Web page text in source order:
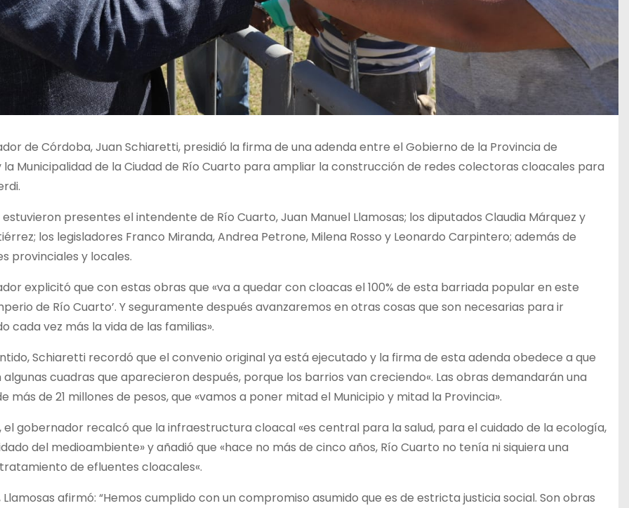
de Córdoba, Juan Schiaretti, presidió la firma de una adenda entre el Gobierno de la Provincia de
la Municipalidad de la Ciudad de Río Cuarto para ampliar la construcción de redes colectoras cloacales para
estuvieron presentes el intendente de Río Cuarto, Juan Manuel Llamosas; los diputados Claudia Márquez y
los legisladores Franco Miranda, Andrea Petrone, Milena Rosso y Leonardo Carpintero; además de
provinciales y locales.
explicitó que con estas obras que «va a quedar con cloacas el 100% de esta barriada popular en este
de Río Cuarto’. Y seguramente después avanzaremos en otras cosas que son necesarias para ir
cada vez más la vida de las familias».
Schiaretti recordó que el convenio original ya está ejecutado y la firma de esta adenda obedece a que
algunas cuadras que aparecieron después, porque los barrios van creciendo«. Las obras demandarán una
más de 21 millones de pesos, que «vamos a poner mitad el Municipio y mitad la Provincia».
el gobernador recalcó que la infraestructura cloacal «es central para la salud, para el cuidado de la ecología,
del medioambiente» y añadió que «hace no más de cinco años, Río Cuarto no tenía ni siquiera una
de efluentes cloacales«.
Llamosas afirmó: “Hemos cumplido con un compromiso asumido que es de estricta justicia social. Son obras